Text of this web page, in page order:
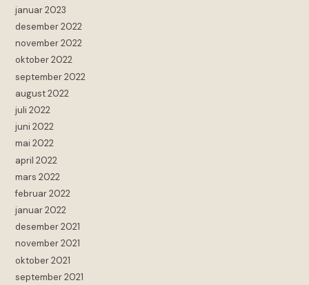
januar 2023
desember 2022
november 2022
oktober 2022
september 2022
august 2022
juli 2022
juni 2022
mai 2022
april 2022
mars 2022
februar 2022
januar 2022
desember 2021
november 2021
oktober 2021
september 2021